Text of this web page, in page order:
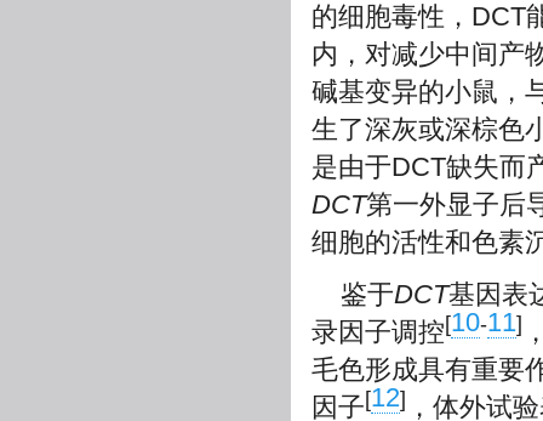
的细胞毒性，DCT
内，对减少中间产
碱基变异的小鼠，
生了深灰或深棕色
是由于DCT缺失而
DCT第一外显子后
细胞的活性和色素
鉴于DCT基因表
录因子调控[10-11]
毛色形成具有重要
因子[12] ，体外试